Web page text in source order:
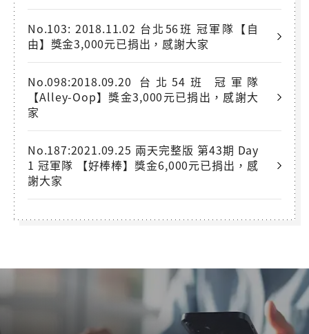
No.103: 2018.11.02 台北56班 冠軍隊【自
由】獎金3,000元已捐出，感謝大家
No.098:2018.09.20 台北54班 冠軍隊
【Alley-Oop】獎金3,000元已捐出，感謝大
家
No.187:2021.09.25 兩天完整版 第43期 Day
1 冠軍隊 【好棒棒】獎金6,000元已捐出，感
謝大家